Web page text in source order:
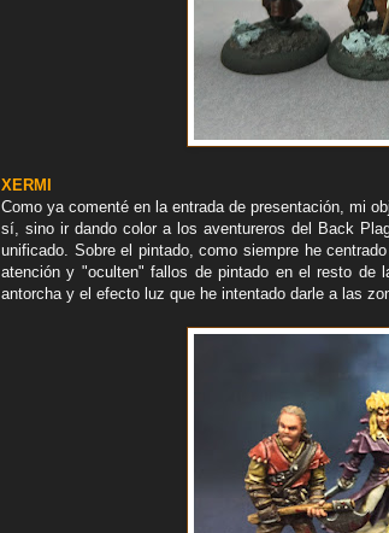
XERMI
Como ya comenté en la entrada de presentación, mi
sí, sino ir dando color a los aventureros del Back
unificado. Sobre el pintado, como siempre he
atención y "oculten" fallos de pintado en el resto de
antorcha y el efecto luz que he intentado darle a las